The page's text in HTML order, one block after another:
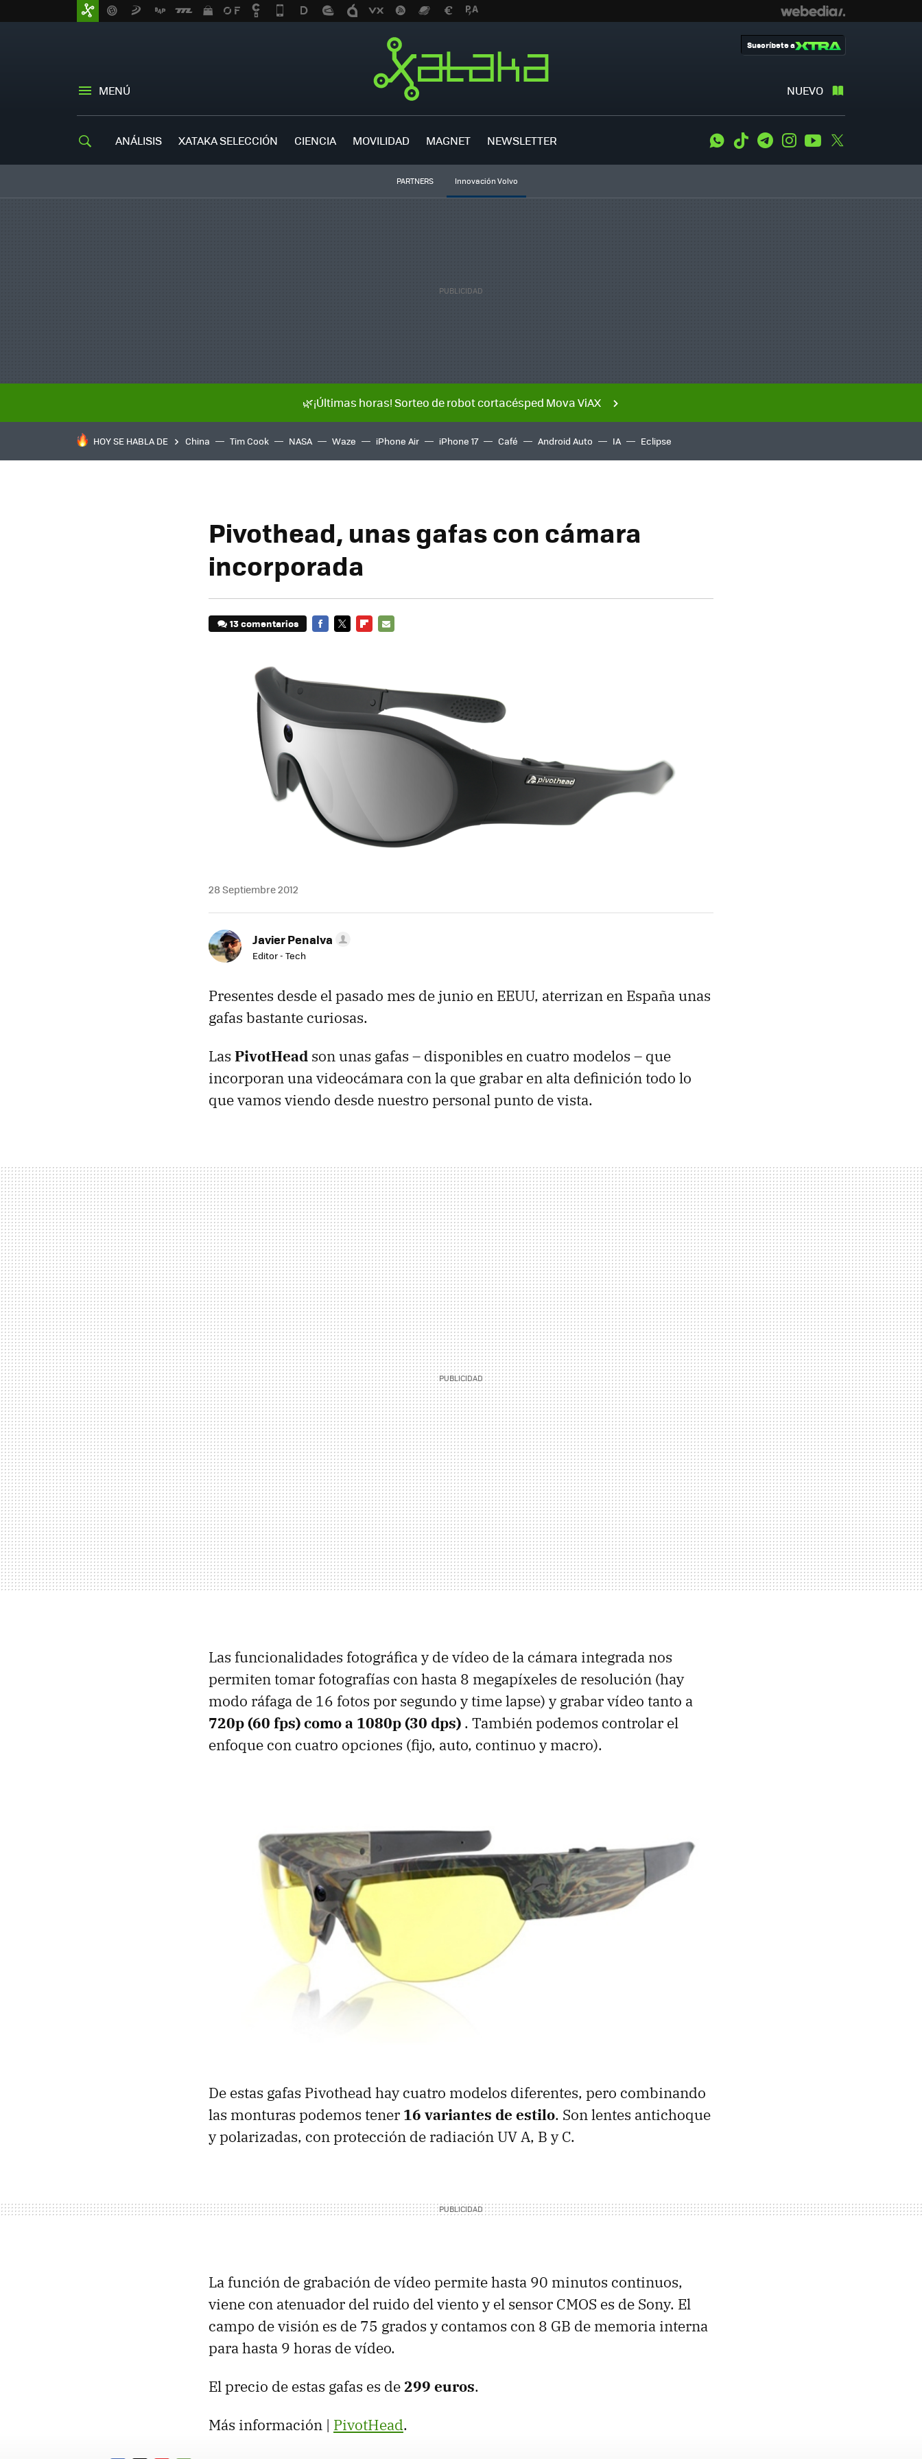
MENÚ NUEVO
Suscríbete a
ANÁLISIS XATAKA SELECCIÓN CIENCIA MOVILIDAD MAGNET NEWSLETTER WhatsApp
Tiktok TelegramInstagramYoutube
PARTNERS Innovación Volvo
🌿¡Últimas horas! Sorteo de robot cortacésped Mova ViAX
HOY SE HABLA DE China Tim Cook NASA Waze iPhone Air iPhone 17 Café Android Auto IA Eclipse
Pivothead, unas gafas con cámara
incorporada
13 comentarios
28 Septiembre 2012
Javier Penalva
Editor - Tech
Presentes desde el pasado mes de junio en EEUU, aterrizan en España unas
gafas bastante curiosas.
Las PivotHead son unas gafas – disponibles en cuatro modelos – que
incorporan una videocámara con la que grabar en alta definición todo lo
que vamos viendo desde nuestro personal punto de vista.
Las funcionalidades fotográfica y de vídeo de la cámara integrada nos
permiten tomar fotografías con hasta 8 megapíxeles de resolución (hay
modo ráfaga de 16 fotos por segundo y time lapse) y grabar vídeo tanto a
720p (60 fps) como a 1080p (30 dps) . También podemos controlar el
enfoque con cuatro opciones (fijo, auto, continuo y macro).
De estas gafas Pivothead hay cuatro modelos diferentes, pero combinando
las monturas podemos tener 16 variantes de estilo. Son lentes antichoque
y polarizadas, con protección de radiación UV A, B y C.
La función de grabación de vídeo permite hasta 90 minutos continuos,
viene con atenuador del ruido del viento y el sensor CMOS es de Sony. El
campo de visión es de 75 grados y contamos con 8 GB de memoria interna
para hasta 9 horas de vídeo.
El precio de estas gafas es de299 euros.
Más información | PivotHead.